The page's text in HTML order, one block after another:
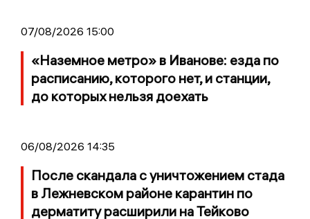
07/08/2026 15:00
«Наземное метро» в Иванове: езда по
расписанию, которого нет, и станции,
до которых нельзя доехать
06/08/2026 14:35
После скандала с уничтожением стада
в Лежневском районе карантин по
дерматиту расширили на Тейково